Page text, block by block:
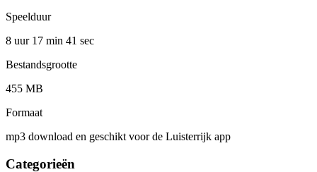
Speelduur
8 uur 17 min 41 sec
Bestandsgrootte
455 MB
Formaat
mp3 download en geschikt voor de Luisterrijk app
Categorieën